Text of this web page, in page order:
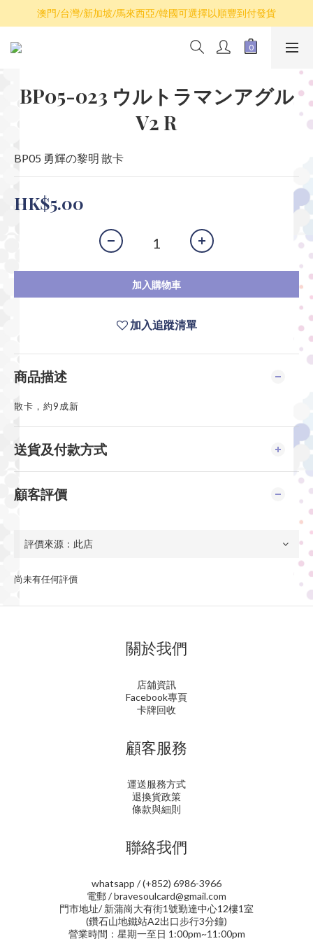
散卡買滿$100包平郵，全部產品買滿$800包順豐(香港境內)
澳門/台灣/新加坡/馬來西亞/韓國可選擇以順豐到付發貨
散卡買滿$100包平郵，全部產品買滿$800包順豐(香港境內)
BP05-023 ウルトラマンアグル
V2 R
BP05 勇輝の黎明 散卡
HK$5.00
加入購物車
加入追蹤清單
商品描述
散卡，約9成新
送貨及付款方式
顧客評價
尚未有任何評價
關於我們
店舖資訊
Facebook專頁
卡牌回收
顧客服務
運送服務方式
退換貨政策
條款與細則
聯絡我們
whatsapp / (+852) 6986-3966
電郵 / bravesoulcard@gmail.com
門市地址/ 新蒲崗大有街1號勤達中心12樓1室
(鑽石山地鐵站A2出口步行3分鐘)
營業時間：星期一至日 1:00pm~11:00pm